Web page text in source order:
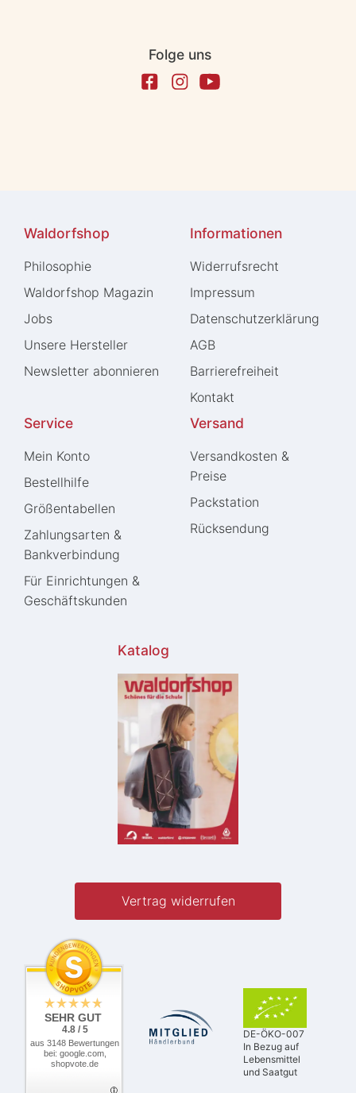
Folge uns
Waldorfshop
Philosophie
Waldorfshop Magazin
Jobs
Unsere Hersteller
Newsletter abonnieren
Informationen
Widerrufs­recht
Impressum
Daten­schutz­erklärung
AGB
Barrierefreiheit
Kontakt
Service
Mein Konto
Bestellhilfe
Größentabellen
Zahlungsarten &
Bankverbindung
Für Einrichtungen &
Geschäftskunden
Versand
Versandkosten &
Preise
Packstation
Rücksendung
Katalog
Vertrag widerrufen
SEHR GUT
4.8 / 5
aus 3148 Bewertungen
bei: google.com,
shopvote.de
DE-ÖKO-007
In Bezug auf
Lebensmittel
und Saatgut